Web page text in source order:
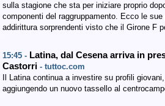
sulla stagione che sta per iniziare proprio
componenti del raggruppamento. Ecco le
addirittura sorprendenti visto che il Girone F
15:45 - Latina, dal Cesena arriva in
Castorri - tuttoc.com
Il Latina continua a investire su profili
aggiungendo un nuovo tassello al